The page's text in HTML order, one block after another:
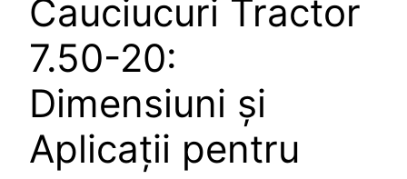
Cauciucuri Tractor
7.50-20:
Dimensiuni și
Aplicații pentru